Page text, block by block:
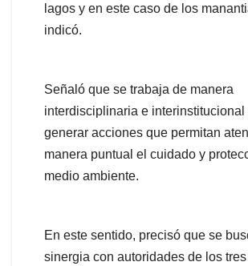
lagos y en este caso de los
indicó.
Señaló que se trabaja de manera
interdisciplinaria e interinstitucional
generar acciones que permitan
manera puntual el cuidado y
medio ambiente.
En este sentido, precisó que se
sinergia con autoridades de los